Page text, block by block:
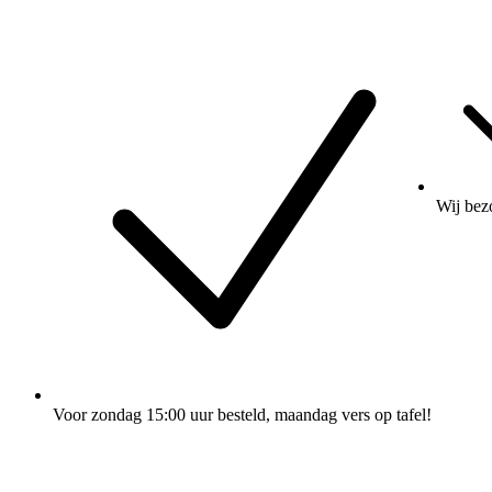
Voor zondag 15:00 uur besteld, maandag vers op tafel!
Wij